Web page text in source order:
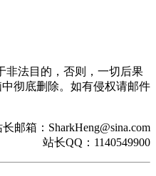
非法目的，否则，一切后果
彻底删除。如有侵权请邮件
长邮箱：SharkHeng@sina.com
站长QQ：1140549900